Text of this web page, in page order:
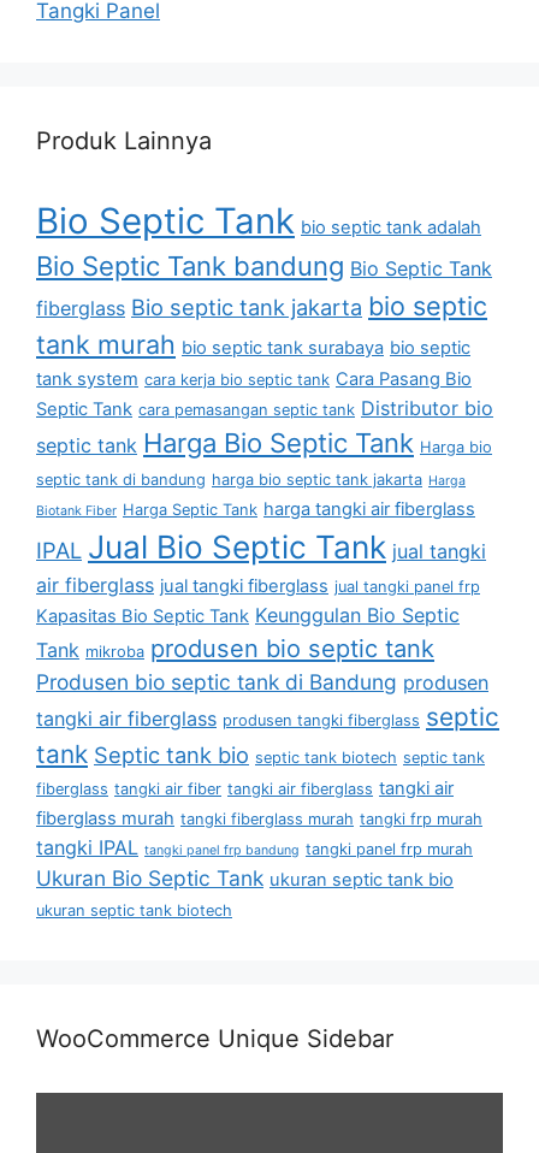
Tangki Panel
Produk Lainnya
Bio Septic Tank bio septic tank adalah
Bio Septic Tank bandung Bio Septic Tank
fiberglass Bio septic tank jakarta bio septic
tank murah bio septic tank surabaya bio septic
tank system cara kerja bio septic tank Cara Pasang Bio
Septic Tank cara pemasangan septic tank Distributor bio
septic tank Harga Bio Septic Tank Harga bio
septic tank di bandung harga bio septic tank jakarta Harga
Biotank Fiber Harga Septic Tank harga tangki air fiberglass
IPAL Jual Bio Septic Tank jual tangki
air fiberglass jual tangki fiberglass jual tangki panel frp
Kapasitas Bio Septic Tank Keunggulan Bio Septic
Tank mikroba produsen bio septic tank
Produsen bio septic tank di Bandung produsen
tangki air fiberglass produsen tangki fiberglass septic
tank Septic tank bio septic tank biotech septic tank
fiberglass tangki air fiber tangki air fiberglass tangki air
fiberglass murah tangki fiberglass murah tangki frp murah
tangki IPAL tangki panel frp bandung tangki panel frp murah
Ukuran Bio Septic Tank ukuran septic tank bio
ukuran septic tank biotech
WooCommerce Unique Sidebar